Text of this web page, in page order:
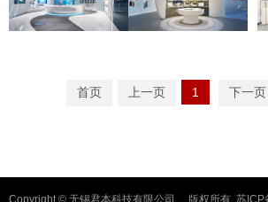
首页 上一页 1 下一页
Copyright © 无锡君本科技有限公司 版权所有 苏ICP